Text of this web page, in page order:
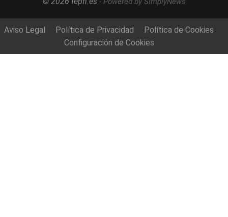
Aviso Legal Política de Privacidad
Política de Cookies
Configuración de Cookies